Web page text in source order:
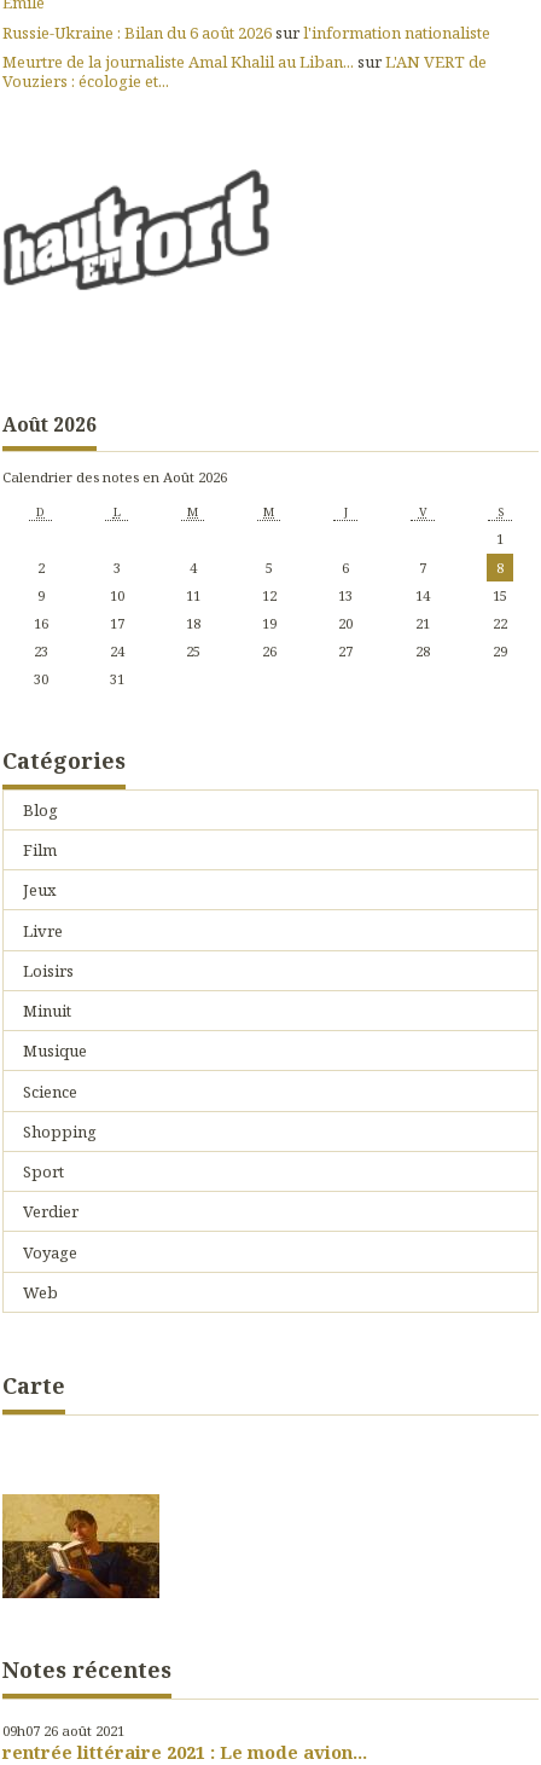
Russie-Ukraine : Bilan du 6 août 2026surl'information nationaliste
Meurtre de la journaliste Amal Khalil au Liban... surL'AN VERT de
Vouziers : écologie et...
Août 2026
Calendrier des notes en Août 2026
D L M M J V S
1
2
3 4 5 6 7
8
9
10 11 12 13 14
15
16
17 18 19 20 21
22
23
24 25 26 27 28
29
30
31
Catégories
Blog
Film
Jeux
Livre
Loisirs
Minuit
Musique
Science
Shopping
Sport
Verdier
Voyage
Web
Carte
Notes récentes
09h07 26 août 2021
rentrée littéraire 2021 : Le mode avion...